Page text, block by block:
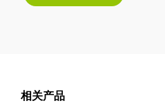
相关产品